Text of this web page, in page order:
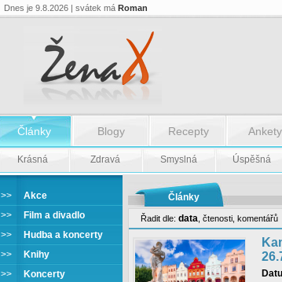
Dnes je 9.8.2026 | svátek má Roman
Články Blogy Recepty Ankety
Krásná Zdravá Smyslná Úspěšná
>>
Akce
>>
Film a divadlo
>>
Hudba a koncerty
>>
Knihy
>>
Koncerty
Články
Řadit dle: data čtenosti, komentářů